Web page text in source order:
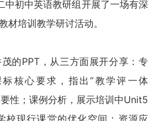
中初中英语教研组开展了一场有深
材培训教学研讨活动。
的PPT，从三方面展开分享：专
核心要求，指出“教学评一体
性；课例分析，展示培训中Unit5
校现行课堂的优化空间；资源应